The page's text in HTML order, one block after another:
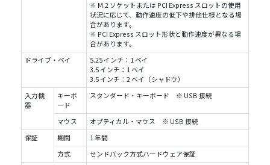
※ M.2 ソケットまたは PCI Express スロットの使用
状況に応じて、動作速度の低下や排他仕様となる場
合があります。
※ PCI Express スロット形状と動作速度が異なる場
合があります。
ドライブ・ベイ
5.25 インチ：1 ベイ
3.5 インチ：1 ベイ
3.5 インチ：2 ベイ（シャドウ）
入力機
器
キーボ
ード
スタンダード・キーボード ※ USB 接続
マウス
オプティカル・マウス ※ USB 接続
保証
期間
1 年間
方式
センドバック方式ハードウェア保証